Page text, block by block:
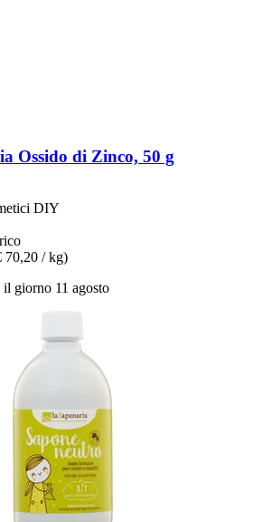
Ossido di Zinco, 50 g
DIY
70,20 / kg)
il giorno 11 agosto